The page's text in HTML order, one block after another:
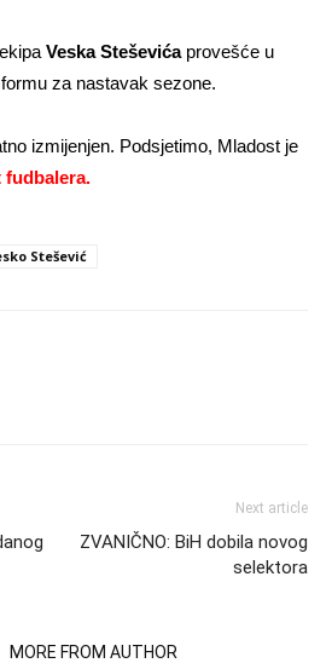
Veska Steševićaprovešće u
za nastavak sezone.
izmijenjen. Podsjetimo, Mladost je
fudbalera.
Stešević
Next article
ZVANIČNO: BiH dobila novog
selektora
MORE FROM AUTHOR